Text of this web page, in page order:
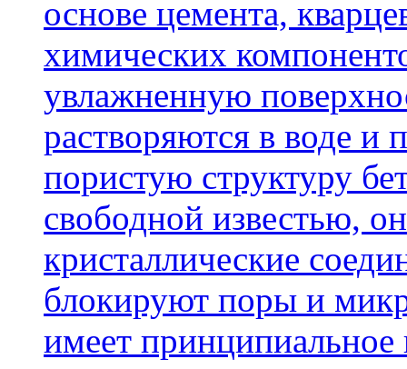
основе цемента,
химических
увлажненную
растворяются в воде и
пористую структуру
свободной известью,
кристаллические
блокируют поры и
имеет